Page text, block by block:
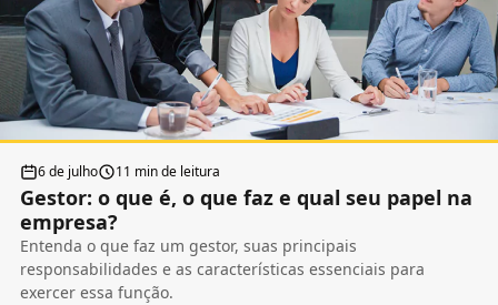
6 de julho 11 min de leitura
Gestor: o que é, o que faz e qual seu papel na
empresa?
Entenda o que faz um gestor, suas principais
responsabilidades e as características essenciais para
exercer essa função.